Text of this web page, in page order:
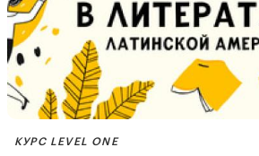
КУРС LEVEL ONE